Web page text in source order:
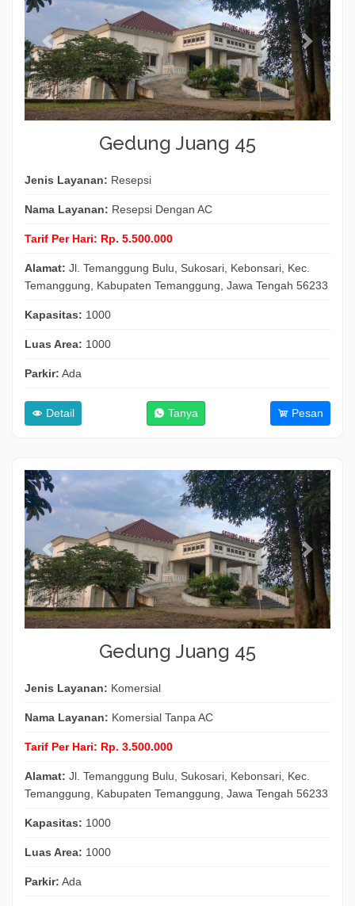
Gedung Juang 45
Jenis Layanan: Resepsi
Nama Layanan: Resepsi Dengan AC
Tarif Per Hari: Rp. 5.500.000
Alamat: Jl. Temanggung Bulu, Sukosari, Kebonsari, Kec.
Temanggung, Kabupaten Temanggung, Jawa Tengah 56233
Kapasitas: 1000
Luas Area: 1000
Parkir: Ada
Detail Tanya Pesan
Gedung Juang 45
Jenis Layanan: Komersial
Nama Layanan: Komersial Tanpa AC
Tarif Per Hari: Rp. 3.500.000
Alamat: Jl. Temanggung Bulu, Sukosari, Kebonsari, Kec.
Temanggung, Kabupaten Temanggung, Jawa Tengah 56233
Kapasitas: 1000
Luas Area: 1000
Parkir: Ada